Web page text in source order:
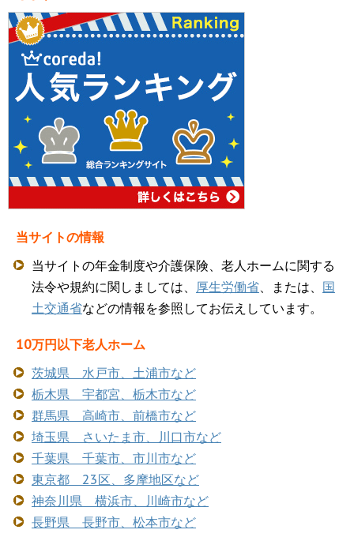
当サイトの情報
当サイトの年金制度や介護保険、老人ホームに関する
法令や規約に関しましては、 厚生労働省 、または、 国
土交通省などの情報を参照してお伝えしています。
10万円以下老人ホーム
茨城県 水戸市、土浦市など
栃木県 宇都宮、栃木市など
群馬県 高崎市、前橋市など
埼玉県 さいたま市、川口市など
千葉県 千葉市、市川市など
東京都 23区、多摩地区など
神奈川県 横浜市、川崎市など
長野県 長野市、松本市など